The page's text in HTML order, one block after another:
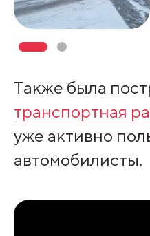
Также была
транспортная
уже активно
автомобилисты.